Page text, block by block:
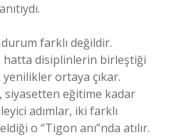
farklı değildir.
disiplinlerin birleştiği
ortaya çıkar.
eğitime kadar
adımlar, iki farklı
o “Tigon anı”nda atılır.